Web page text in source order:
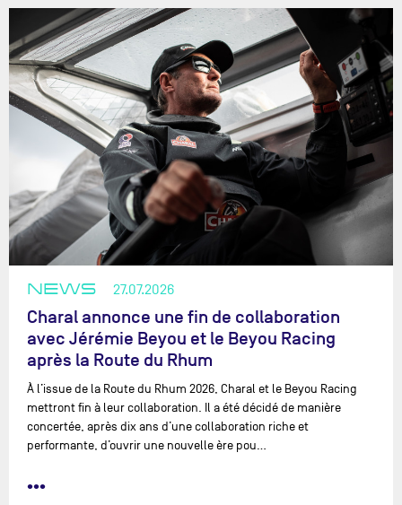
NEWS 27.07.2026
Charal annonce une fin de collaboration
avec Jérémie Beyou et le Beyou Racing
après la Route du Rhum
À l’issue de la Route du Rhum 2026, Charal et le Beyou Racing
mettront fin à leur collaboration. Il a été décidé de manière
concertée, après dix ans d’une collaboration riche et
performante, d’ouvrir une nouvelle ère pou…
•••